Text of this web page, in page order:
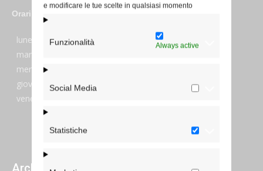
e modificare le tue scelte in qualsiasi momento
Funzionalità Always active
Social Media
Statistiche
Orari
lunedi:
7:45–13:45
martedi:
mercoledi:
giovedi:
7:45–13:45
venerdi: